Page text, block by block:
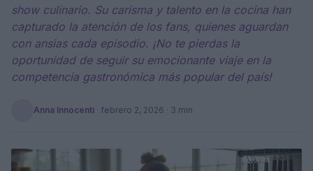
show culinario. Su carisma y talento en la cocina han
capturado la atención de los fans, quienes aguardan
con ansias cada episodio. ¡No te pierdas la
oportunidad de seguir su emocionante viaje en la
competencia gastronómica más popular del país!
Anna Innocenti · febrero 2, 2026 · 3 min